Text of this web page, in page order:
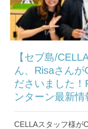
【セブ島/
ん、Risaさんが
ださいました
ンターン最新情
CELLAスタッフ様が